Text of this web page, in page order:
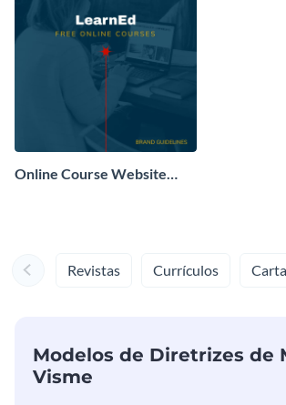
Online Course Website
Revistas Currículos
Modelos de Diretrizes de
Visme